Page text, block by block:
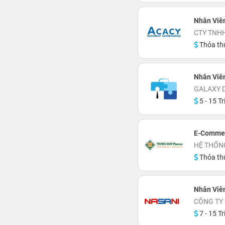
Nhân
CTY
Thỏa
Nhân
GALAXY
5 - 15
E-
HỆ
Thỏa
Nhân
CÔNG
7 - 15